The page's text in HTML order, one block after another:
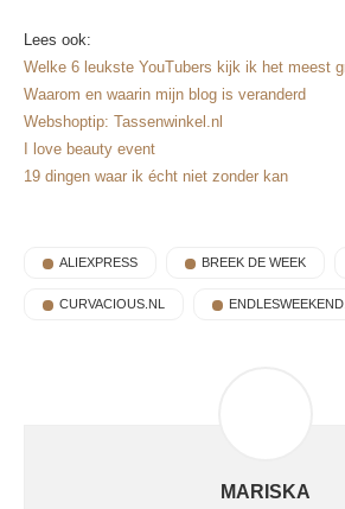
Lees ook:
Welke 6 leukste YouTubers kijk ik het meest
Waarom en waarin mijn blog is veranderd
Webshoptip: Tassenwinkel.nl
I love beauty event
19 dingen waar ik écht niet zonder kan
ALIEXPRESS BREEK DE WEEK
CURVACIOUS.NL
MARISKA